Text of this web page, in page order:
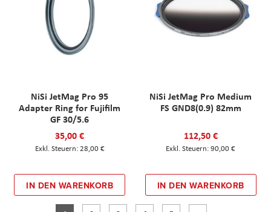
NiSi JetMag Pro 95
Adapter Ring for Fujifilm
GF 30/5.6
35,00 €
28,00 €
IN DEN WARENKORB
NiSi JetMag Pro Medium
FS GND8(0.9) 82mm
112,50 €
90,00 €
IN DEN WARENKORB
Seite